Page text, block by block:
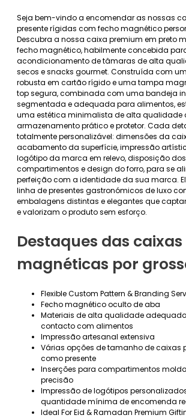
Seja bem-vindo a encomendar as nossas
presente rígidas com fecho magnético
Descubra a nossa caixa premium em preto
fecho magnético, habilmente concebida
acondicionamento de tâmaras de alta
secos e snacks gourmet. Construída com
robusta em cartão rígido e uma tampa
top segura, combinada com uma bandeja
segmentada e adequada para alimentos,
uma estética minimalista de alta qualidade
armazenamento prático e protetor. Cada
totalmente personalizável: dimensões da
acabamento da superfície, impressão
logótipo da marca em relevo, disposição dos
compartimentos e design do forro, para se
perfeição com a identidade da sua marca.
linha de presentes gastronómicos de luxo
embalagens distintas e elegantes que
e valorizam o produto sem esforço.
Destaques das caixas
magnéticas por
Flexible Custom Pattern & Branding
Fecho magnético oculto de aba
Materiais de alta qualidade
contacto com alimentos
Impressão artesanal extensiva
Várias opções de tamanho de caixas
como presente
Inserções para compartimentos
precisão
Impressão de logótipos
quantidade mínima de encomenda
Ideal For Eid & Ramadan Premium